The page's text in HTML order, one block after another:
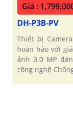
Giá :
DH-P3B-PV
Thiết bị
hoàn hảo với
ảnh 3.0 MP
công nghệ